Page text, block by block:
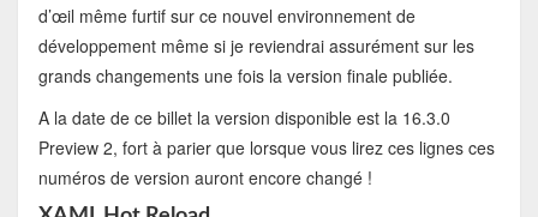
d’œil même furtif sur ce nouvel environnement de
développement même si je reviendrai assurément sur les
grands changements une fois la version finale publiée.
A la date de ce billet la version disponible est la 16.3.0
Preview 2, fort à parier que lorsque vous lirez ces lignes ces
numéros de version auront encore changé !